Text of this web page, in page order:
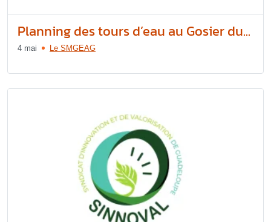
Planning des tours d’eau au Gosier du...
4 mai Le SMGEAG